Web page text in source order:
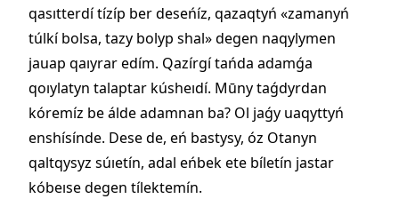
qasıtterdí tízíp ber deseńíz, qazaqtyń «zamanyń
túlkí bolsa, tazy bolyp shal» degen naqylymen
jauap qaıyrar edím. Qazírgí tańda adamǵa
qoıylatyn talaptar kúsheıdí. Mūny taǵdyrdan
kóremíz be álde adamnan ba? Ol jaǵy uaqyttyń
enshísínde. Dese de, eń bastysy, óz Otanyn
qaltqysyz súıetín, adal eńbek ete bíletín jastar
kóbeıse degen tílektemín.